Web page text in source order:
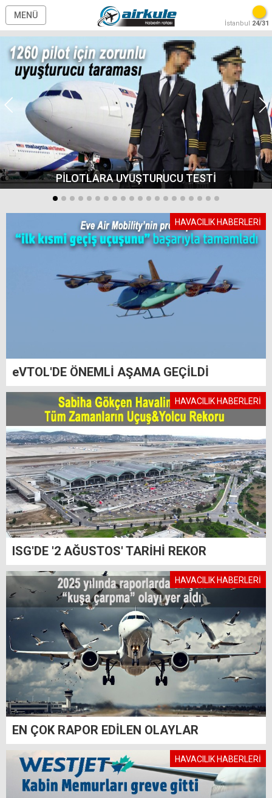
MENÜ
İstanbul 24/31
PİLOTLARA UYUŞTURUCU TESTİ
HAVACILIK HABERLERİ
eVTOL'DE ÖNEMLİ AŞAMA GEÇİLDİ
HAVACILIK HABERLERİ
ISG'DE '2 AĞUSTOS' TARİHİ REKOR
HAVACILIK HABERLERİ
EN ÇOK RAPOR EDİLEN OLAYLAR
HAVACILIK HABERLERİ